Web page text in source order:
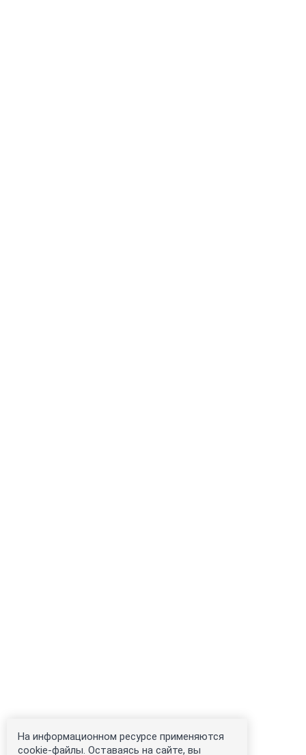
На информационном ресурсе применяются
cookie-файлы. Оставаясь на сайте, вы